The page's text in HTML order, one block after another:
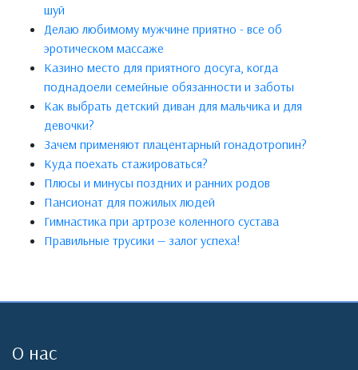
шуй
Делаю любимому мужчине приятно - все об
эротическом массаже
Казино место для приятного досуга, когда
поднадоели семейные обязанности и заботы
Как выбрать детский диван для мальчика и для
девочки?
Зачем применяют плацентарный гонадотропин?
Куда поехать стажироваться?
Плюсы и минусы поздних и ранних родов
Пансионат для пожилых людей
Гимнастика при артрозе коленного сустава
Правильные трусики — залог успеха!
О нас